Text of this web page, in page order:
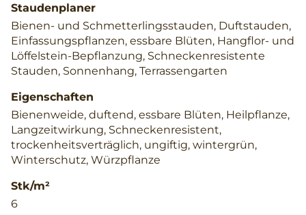
Staudenplaner
Bienen- und Schmetterlingsstauden, Duftstauden,
Einfassungspflanzen, essbare Blüten, Hangflor- und
Löffelstein-Bepflanzung, Schneckenresistente
Stauden, Sonnenhang, Terrassengarten
Eigenschaften
Bienenweide, duftend, essbare Blüten, Heilpflanze,
Langzeitwirkung, Schneckenresistent,
trockenheitsverträglich, ungiftig, wintergrün,
Winterschutz, Würzpflanze
Stk/m²
6